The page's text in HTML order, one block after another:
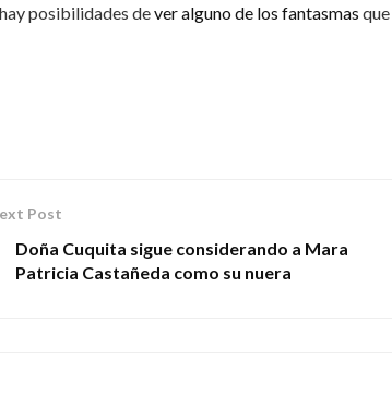
posibilidades dever alguno de los fantasmas que
Post
Doña Cuquita sigue considerando a Mara
Patricia Castañeda como su nuera